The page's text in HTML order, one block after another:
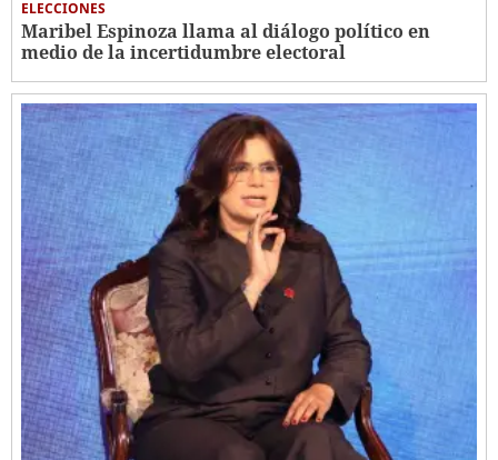
ELECCIONES
Maribel Espinoza llama al diálogo político en
medio de la incertidumbre electoral